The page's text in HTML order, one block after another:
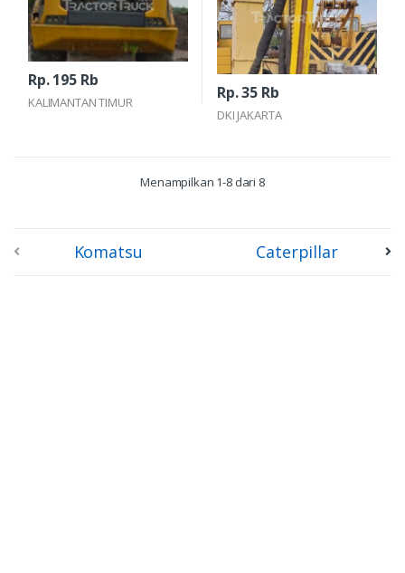
Rp. 195 Rb
KALIMANTAN TIMUR Rp. 35 Rb
DKI JAKARTA
Menampilkan 1-8 dari 8
Komatsu Caterpillar